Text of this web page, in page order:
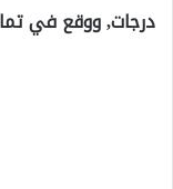
درجات, ووقع في تمام الساعة